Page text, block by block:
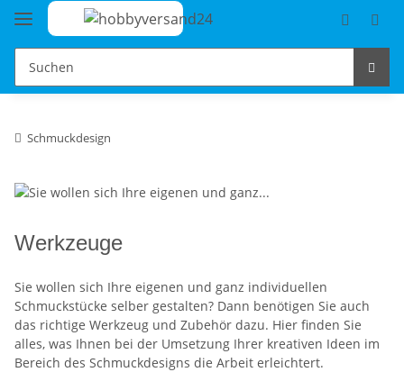
Schmuckdesign
Werkzeuge
Sie wollen sich Ihre eigenen und ganz individuellen
Schmuckstücke selber gestalten? Dann benötigen Sie auch
das richtige Werkzeug und Zubehör dazu. Hier finden Sie
alles, was Ihnen bei der Umsetzung Ihrer kreativen Ideen im
Bereich des Schmuckdesigns die Arbeit erleichtert.